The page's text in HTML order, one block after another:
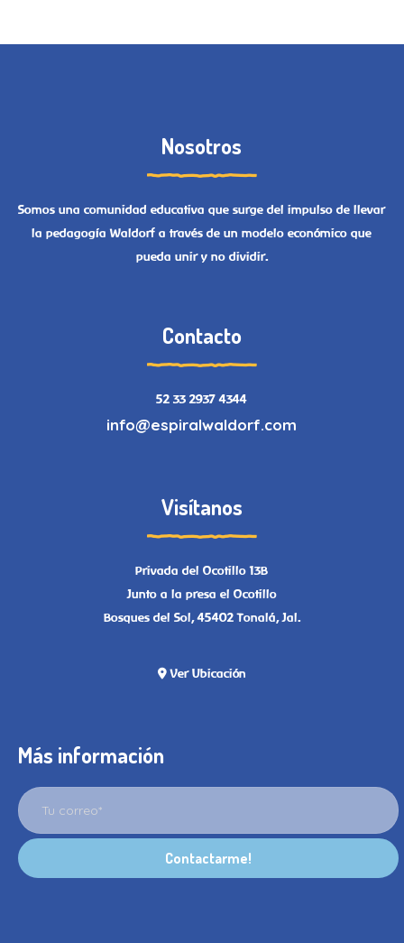
Nosotros
Somos una comunidad educativa que surge del impulso de llevar
la pedagogía Waldorf a través de un modelo económico que
pueda unir y no dividir.
Contacto
52 33 2937 4344
info@espiralwaldorf.com
Visítanos
Privada del Ocotillo 13B
Junto a la presa el Ocotillo
Bosques del Sol, 45402 Tonalá, Jal.
Ver Ubicación
Más información